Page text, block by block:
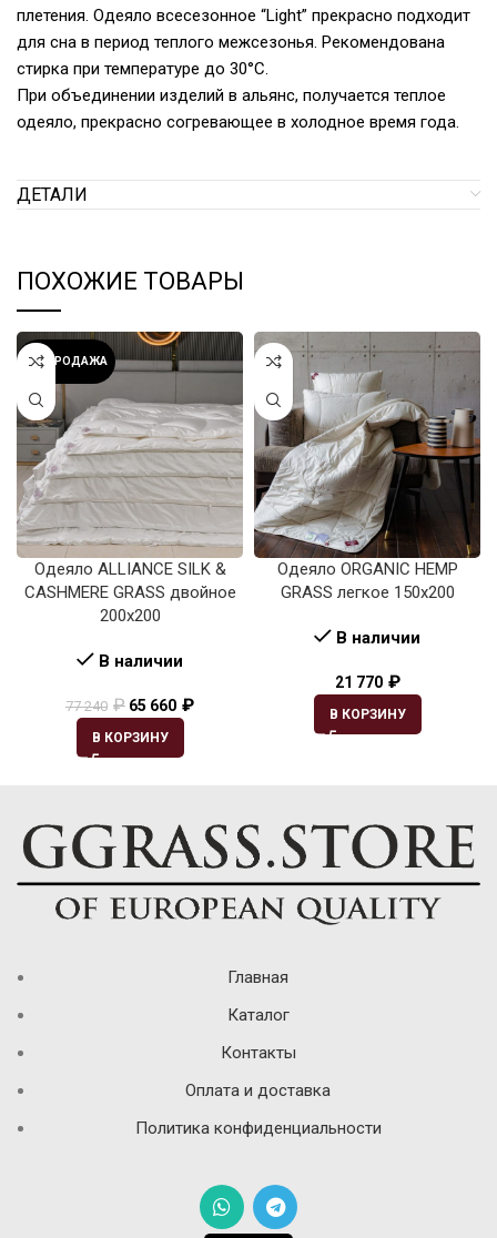
плетения. Одеяло всесезонное “Light” прекрасно подходит
для сна в период теплого межсезонья. Рекомендована
стирка при температуре до 30°С.
При объединении изделий в альянс, получается теплое
одеяло, прекрасно согревающее в холодное время года.
ДЕТАЛИ
ПОХОЖИЕ ТОВАРЫ
РАСПРОДАЖА
Одеяло ALLIANCE SILK &
CASHMERE GRASS двойное
200х200
В наличии
77 240 ₽ 65 660 ₽
В КОРЗИНУ
Одеяло ORGANIC HEMP
GRASS легкое 150х200
В наличии
21 770 ₽
В КОРЗИНУ
Главная
Каталог
Контакты
Оплата и доставка
Политика конфиденциальности